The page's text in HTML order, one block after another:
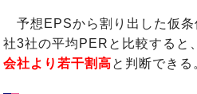
予想EPSから割り出した仮条
社3社の平均PERと比較すると
会社より若干割高と判断できる